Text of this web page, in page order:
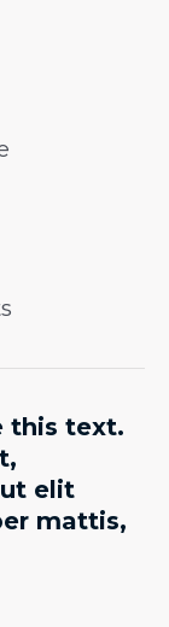
this text.
elit
mattis,